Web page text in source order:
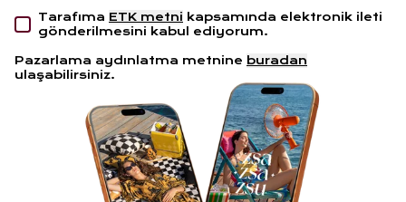
Tarafıma ETK metni kapsamında elektronik ileti
gönderilmesini kabul ediyorum.
Pazarlama aydınlatma metnine buradan
ulaşabilirsiniz.